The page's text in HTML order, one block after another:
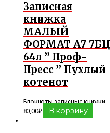
Записная
книжка
МАЛЫЙ
ФОРМАТ А7 7БЦ
64л ” Проф-
Пресс ” Пухлый
котенот
Блокноты записные книжки
80,00₽ В корзину